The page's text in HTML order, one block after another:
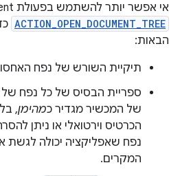
אי אפשר יותר להשתמש בפעולת Intent
ACTION_OPEN_DOCUMENT_TREE
הבאות:
תיקיית השורש של נפח
של המכשיר מגדיר כמהימן,
הכרטיס וירטואלי או ניתן
נפח שאפליקציה יכולה לגשת
המקרים.